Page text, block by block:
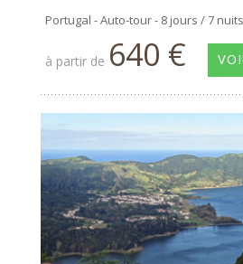
Portugal - Auto-tour - 8 jours / 7 nuits
à partir de 640 €